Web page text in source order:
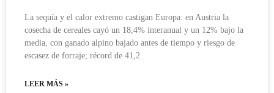
La sequía y el calor extremo castigan Europa: en Austria la
cosecha de cereales cayó un 18,4% interanual y un 12% bajo la
media, con ganado alpino bajado antes de tiempo y riesgo de
escasez de forraje; récord de 41,2
LEER MÁS »